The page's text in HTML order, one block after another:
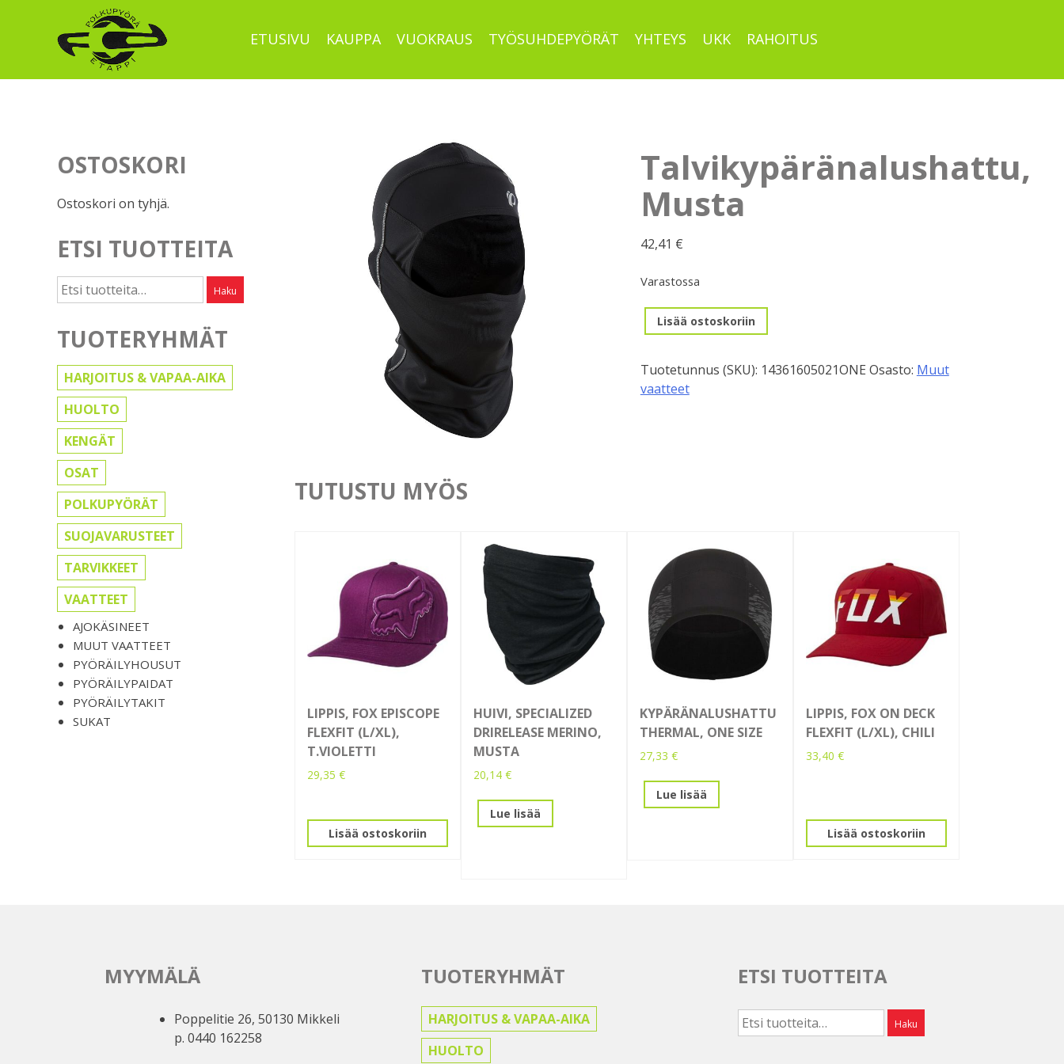
ETUSIVU KAUPPA VUOKRAUS TYÖSUHDEPYÖRÄT YHTEYS UKK RAHOITUS
OSTOSKORI
Ostoskori on tyhjä.
ETSI TUOTTEITA
Etsi: Haku
TUOTERYHMÄT
HARJOITUS & VAPAA-AIKA
HUOLTO
KENGÄT
OSAT
POLKUPYÖRÄT
SUOJAVARUSTEET
TARVIKKEET
VAATTEET
AJOKÄSINEET
MUUT VAATTEET
PYÖRÄILYHOUSUT
PYÖRÄILYPAIDAT
PYÖRÄILYTAKIT
SUKAT
Talvikypäränalushattu,
Musta
42,41 €
Varastossa
Talvikypäränalushattu,
Musta
Lisää ostoskoriin
Tuotetunnus (SKU): 14361605021ONE Osasto: Muut
vaatteet
TUTUSTU MYÖS
LIPPIS, FOX EPISCOPE
FLEXFIT (L/XL),
T.VIOLETTI
29,35 €
Lisää ostoskoriin
HUIVI, SPECIALIZED
DRIRELEASE MERINO,
MUSTA
20,14 €
Lue lisää
KYPÄRÄNALUSHATTU
THERMAL, ONE SIZE
27,33 €
Lue lisää
LIPPIS, FOX ON DECK
FLEXFIT (L/XL), CHILI
33,40 €
Lisää ostoskoriin
MYYMÄLÄ
Poppelitie 26, 50130 Mikkeli
p. 0440 162258
TUOTERYHMÄT
HARJOITUS & VAPAA-AIKA
HUOLTO
ETSI TUOTTEITA
Etsi: Haku